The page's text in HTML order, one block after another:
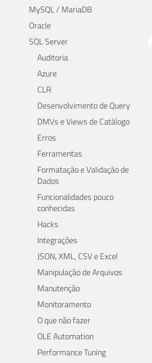
MySQL / MariaDB
Oracle
SQL Server
Auditoria
Azure
CLR
Desenvolvimento de Query
DMVs e Views de Catálogo
Erros
Ferramentas
Formatação e Validação de
Dados
Funcionalidades pouco
conhecidas
Hacks
Integrações
JSON, XML, CSV e Excel
Manipulação de Arquivos
Manutenção
Monitoramento
O que não fazer
OLE Automation
Performance Tuning